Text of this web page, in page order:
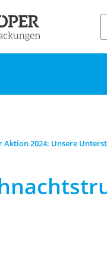
Aktion 2024: Unsere